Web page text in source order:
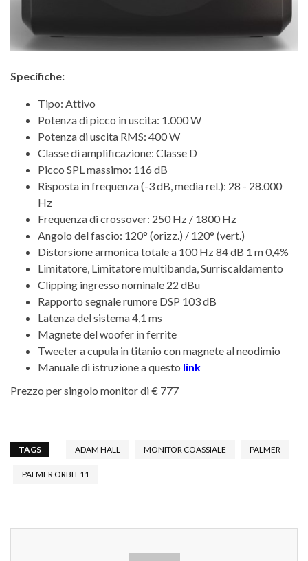
Specifiche:
Tipo: Attivo
Potenza di picco in uscita: 1.000 W
Potenza di uscita RMS: 400 W
Classe di amplificazione: Classe D
Picco SPL massimo: 116 dB
Risposta in frequenza (-3 dB, media rel.): 28 - 28.000
Hz
Frequenza di crossover: 250 Hz / 1800 Hz
Angolo del fascio: 120° (orizz.) / 120° (vert.)
Distorsione armonica totale a 100 Hz 84 dB 1 m 0,4%
Limitatore, Limitatore multibanda, Surriscaldamento
Clipping ingresso nominale 22 dBu
Rapporto segnale rumore DSP 103 dB
Latenza del sistema 4,1 ms
Magnete del woofer in ferrite
Tweeter a cupula in titanio con magnete al neodimio
Manuale di istruzione a questo link
Prezzo per singolo monitor di € 777
TAGS ADAM HALL MONITOR COASSIALE PALMER
PALMER ORBIT 11